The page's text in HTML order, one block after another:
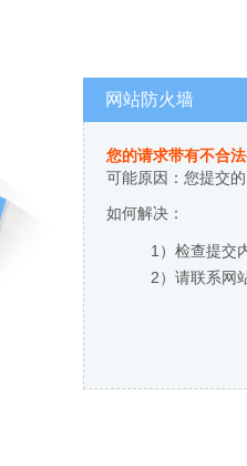
网站防火墙
您的请求带有不合
可能原因：您提交
如何解决：
1）检查提交
2）请联系网